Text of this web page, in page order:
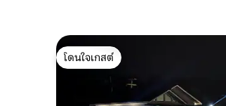
โดนใจเกสต์
โดนใจเกสต์